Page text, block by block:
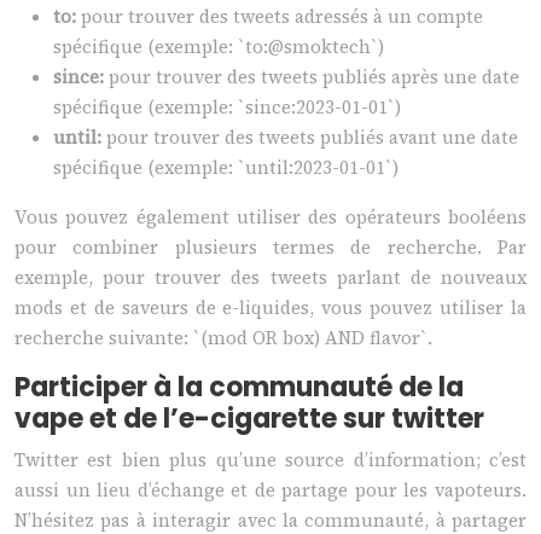
to:pour trouver des tweets adressés à un compte
spécifique (exemple: `to:@smoktech`)
since:pour trouver des tweets publiés après une date
spécifique (exemple: `since:2023-01-01`)
until:pour trouver des tweets publiés avant une date
spécifique (exemple: `until:2023-01-01`)
Vous pouvez également utiliser des opérateurs booléens
pour combiner plusieurs termes de recherche. Par
exemple, pour trouver des tweets parlant de nouveaux
mods et de saveurs de e-liquides, vous pouvez utiliser la
recherche suivante: `(mod OR box) AND flavor`.
Participer à la communauté de la
vape et de l’e-cigarette sur twitter
Twitter est bien plus qu’une source d’information; c’est
aussi un lieu d’échange et de partage pour les vapoteurs.
N’hésitez pas à interagir avec la communauté, à partager